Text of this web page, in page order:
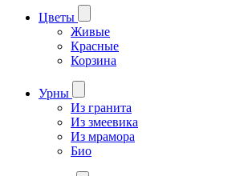
Цветы
Живые
Красные
Корзина
Урны
Из гранита
Из змеевика
Из мрамора
Био